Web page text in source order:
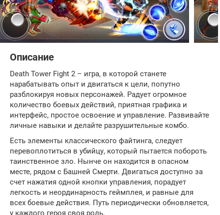
Описание
Death Tower Fight 2 – игра, в которой станете
нарабатывать опыт и двигаться к цели, попутно
разблокируя новых персонажей. Радует огромное
количество боевых действий, приятная графика и
интерфейс, простое освоение и управление. Развивайте
личные навыки и делайте разрушительные комбо.
Есть элементы классического файтинга, следует
перевоплотиться в убийцу, который пытается побороть
таинственное зло. Нынче он находится в опасном
месте, рядом с Башней Смерти. Двигаться доступно за
счет нажатия одной кнопки управления, порадует
легкость и неординарность геймплея, и равные для
всех боевые действия. Путь периодически обновляется,
у каждого героя своя роль.